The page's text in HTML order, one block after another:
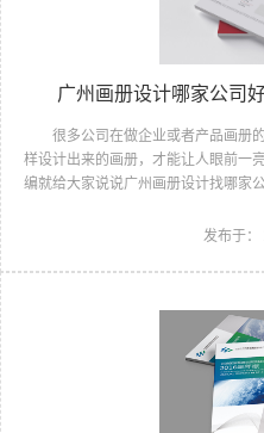
广州画册设计哪家公司
很多公司在做企业或者产品画册的
样设计出来的画册，才能让人眼前一
编就给大家说说广州画册设计找哪
由一群专业、独特的IT精英组成的团
您是需要简洁实用的小型展示性网
多少，提升客户网站形象
发布于：